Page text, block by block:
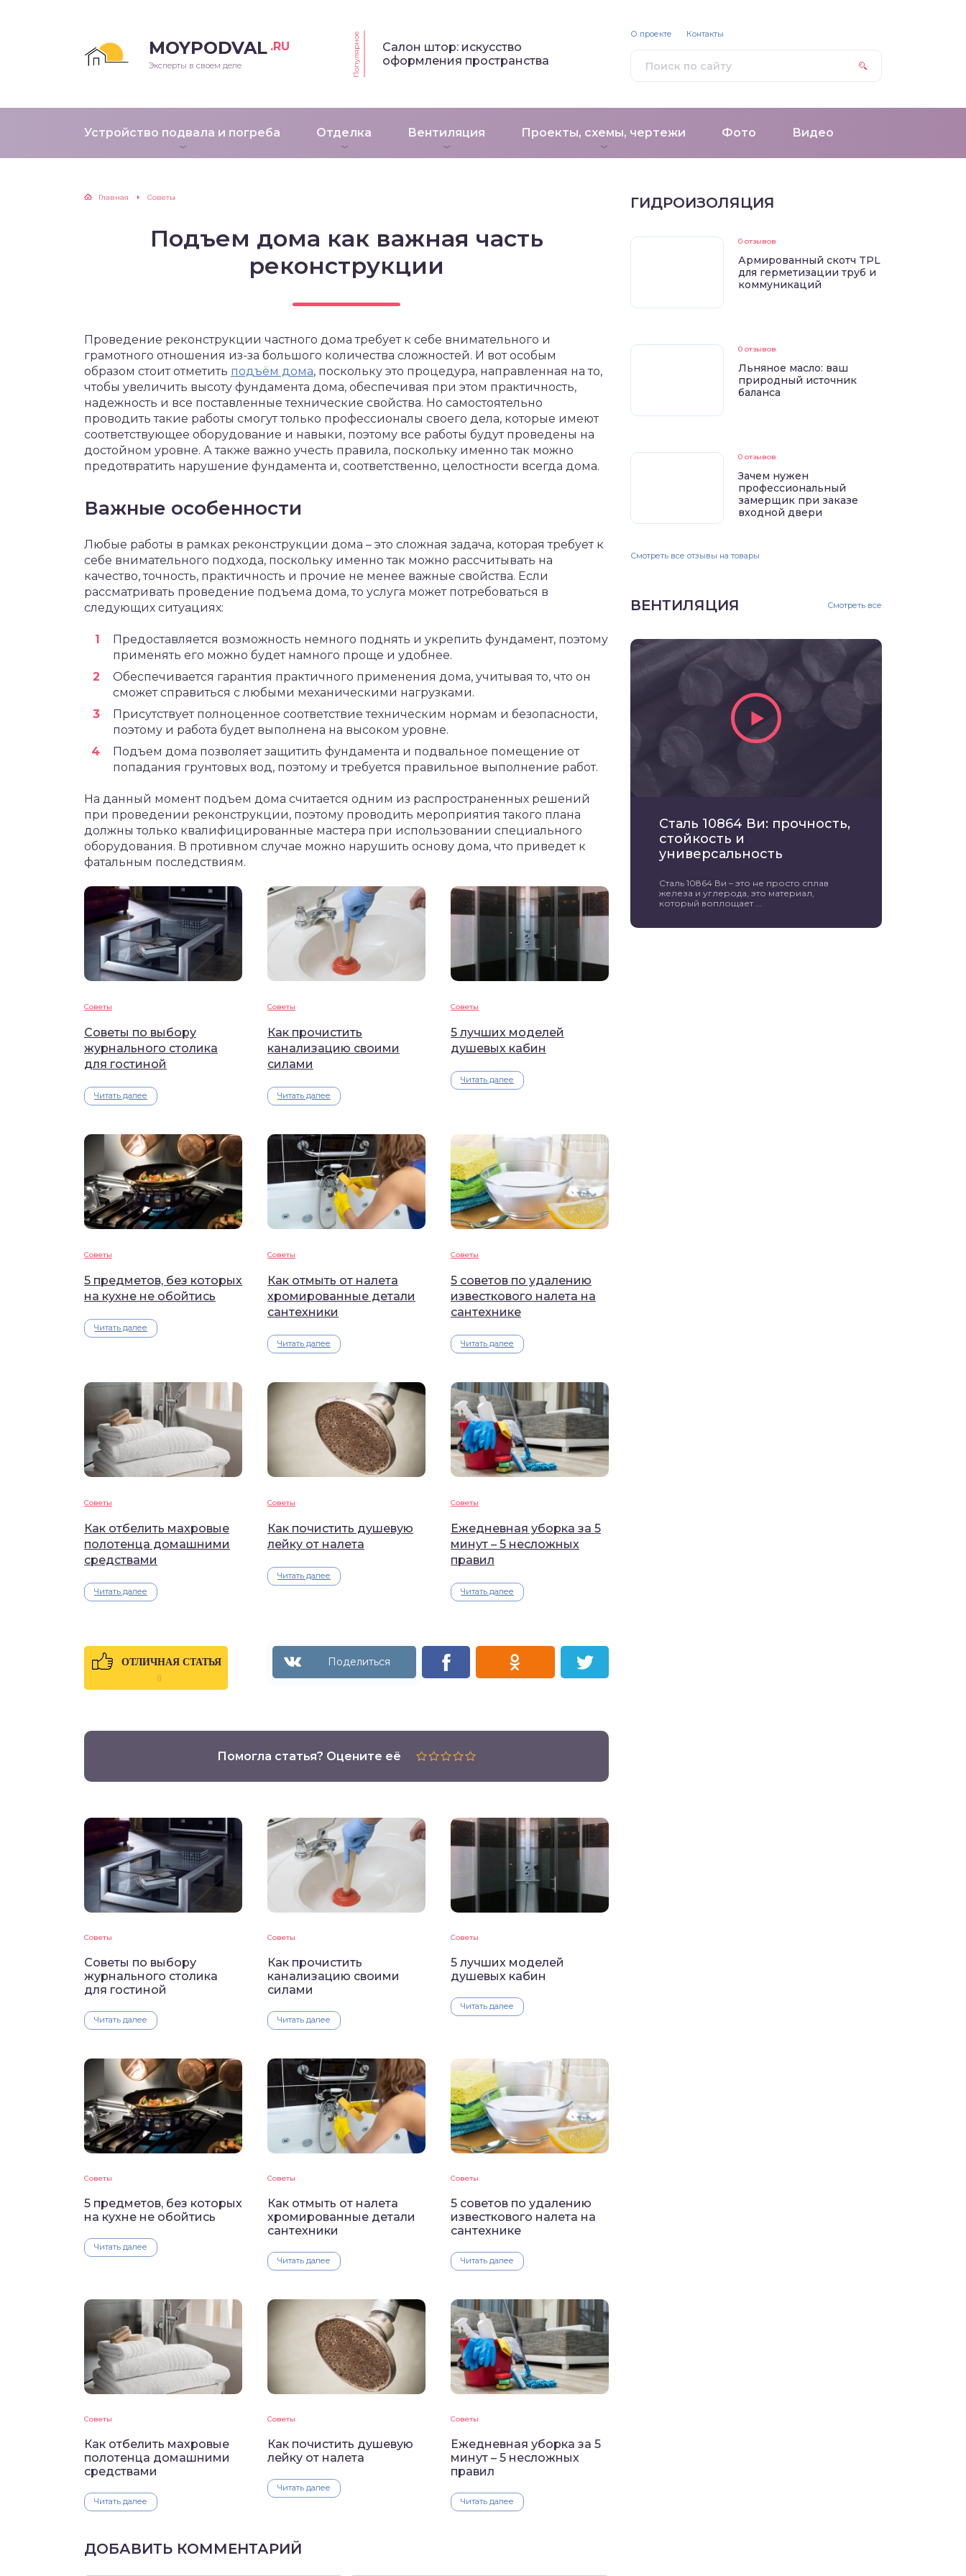
MOYPODVAL .RU
Эксперты в своем деле Популярное
Салон штор: искусство
оформления пространства
Устройство подвала и погреба Отделка Вентиляция Проекты, схемы, чертежи Фото Видео
О проекте Контакты
Главная Советы
Подъем дома как важная часть
реконструкции
Проведение реконструкции частного дома требует к себе внимательного и
грамотного отношения из-за большого количества сложностей. И вот особым
образом стоит отметить подъём дома, поскольку это процедура, направленная на то,
чтобы увеличить высоту фундамента дома, обеспечивая при этом практичность,
надежность и все поставленные технические свойства. Но самостоятельно
проводить такие работы смогут только профессионалы своего дела, которые имеют
соответствующее оборудование и навыки, поэтому все работы будут проведены на
достойном уровне. А также важно учесть правила, поскольку именно так можно
предотвратить нарушение фундамента и, соответственно, целостности всегда дома.
Важные особенности
Любые работы в рамках реконструкции дома – это сложная задача, которая требует к
себе внимательного подхода, поскольку именно так можно рассчитывать на
качество, точность, практичность и прочие не менее важные свойства. Если
рассматривать проведение подъема дома, то услуга может потребоваться в
следующих ситуациях:
Предоставляется возможность немного поднять и укрепить фундамент, поэтому
применять его можно будет намного проще и удобнее.
Обеспечивается гарантия практичного применения дома, учитывая то, что он
сможет справиться с любыми механическими нагрузками.
Присутствует полноценное соответствие техническим нормам и безопасности,
поэтому и работа будет выполнена на высоком уровне.
Подъем дома позволяет защитить фундамента и подвальное помещение от
попадания грунтовых вод, поэтому и требуется правильное выполнение работ.
На данный момент подъем дома считается одним из распространенных решений
при проведении реконструкции, поэтому проводить мероприятия такого плана
должны только квалифицированные мастера при использовании специального
оборудования. В противном случае можно нарушить основу дома, что приведет к
фатальным последствиям.
Советы
Советы по выбору
журнального столика
для гостиной
Читать далее
Советы
Как прочистить
канализацию своими
силами
Читать далее
Советы
5 лучших моделей
душевых кабин
Читать далее
Советы
5 предметов, без которых
на кухне не обойтись
Читать далее
Советы
Как отмыть от налета
хромированные детали
сантехники
Читать далее
Советы
5 советов по удалению
известкового налета на
сантехнике
Читать далее
Советы
Как отбелить махровые
полотенца домашними
средствами
Читать далее
Советы
Как почистить душевую
лейку от налета
Читать далее
Советы
Ежедневная уборка за 5
минут – 5 несложных
правил
Читать далее
ОТЛИЧНАЯ СТАТЬЯ
0
Помогла статья? Оцените её
Советы
Советы по выбору
журнального столика
для гостиной
Читать далее
Советы
Как прочистить
канализацию своими
силами
Читать далее
Советы
5 лучших моделей
душевых кабин
Читать далее
Советы
5 предметов, без которых
на кухне не обойтись
Читать далее
Советы
Как отмыть от налета
хромированные детали
сантехники
Читать далее
Советы
5 советов по удалению
известкового налета на
сантехнике
Читать далее
Советы
Как отбелить махровые
полотенца домашними
средствами
Читать далее
Советы
Как почистить душевую
лейку от налета
Читать далее
Советы
Ежедневная уборка за 5
минут – 5 несложных
правил
Читать далее
ДОБАВИТЬ КОММЕНТАРИЙ
ГИДРОИЗОЛЯЦИЯ
0 отзывов
Армированный скотч TPL
для герметизации труб и
коммуникаций
0 отзывов
Льняное масло: ваш
природный источник
баланса
0 отзывов
Зачем нужен
профессиональный
замерщик при заказе
входной двери
Смотреть все отзывы на товары
ВЕНТИЛЯЦИЯ Смотреть все
Сталь 10864 Ви: прочность,
стойкость и
универсальность
Сталь 10864 Ви – это не просто сплав
железа и углерода, это материал,
который воплощает ...